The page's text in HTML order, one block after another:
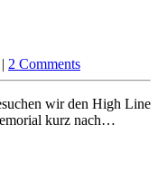
| 2 Comments
wir den High Line
kurz nach…